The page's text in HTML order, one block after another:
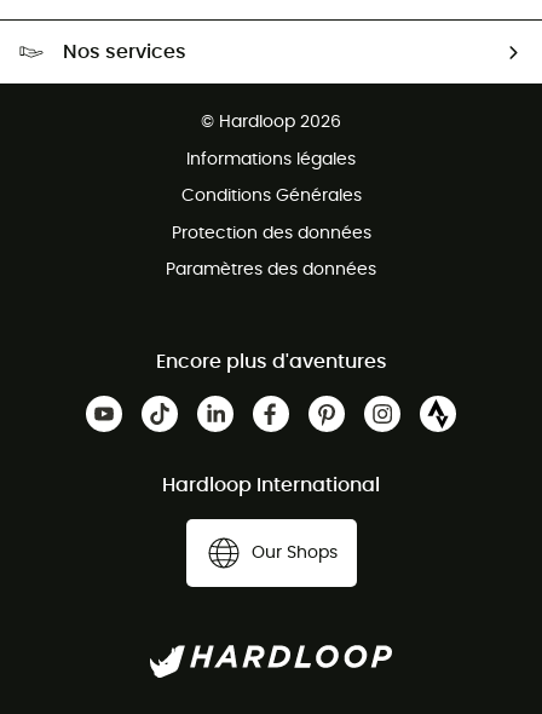
Nos services
© Hardloop 2026
Informations légales
Conditions Générales
Protection des données
Paramètres des données
Encore plus d'aventures
Hardloop International
Our Shops